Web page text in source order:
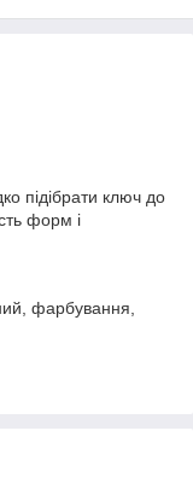
підібрати ключ до
форм і
фарбування,